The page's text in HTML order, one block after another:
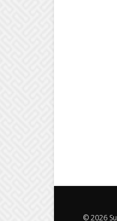
© 2026